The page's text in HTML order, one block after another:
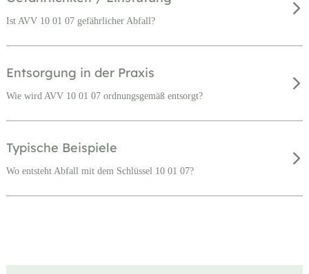
Ist AVV 10 01 07 gefährlicher Abfall?
Entsorgung in der Praxis
Wie wird AVV 10 01 07 ordnungsgemäß entsorgt?
Typische Beispiele
Wo entsteht Abfall mit dem Schlüssel 10 01 07?